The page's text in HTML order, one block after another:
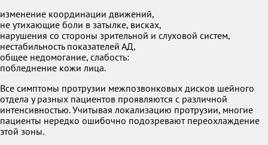
изменение координации движений,
не утихающие боли в затылке, висках,
нарушения со стороны зрительной и слуховой систем,
нестабильность показателей АД,
общее недомогание, слабость:
побледнение кожи лица.
Все симптомы протрузии межпозвонковых дисков шейного
отдела у разных пациентов проявляются с различной
интенсивностью. Учитывая локализацию протрузии, многие
пациенты нередко ошибочно подозревают переохлаждение
этой зоны.